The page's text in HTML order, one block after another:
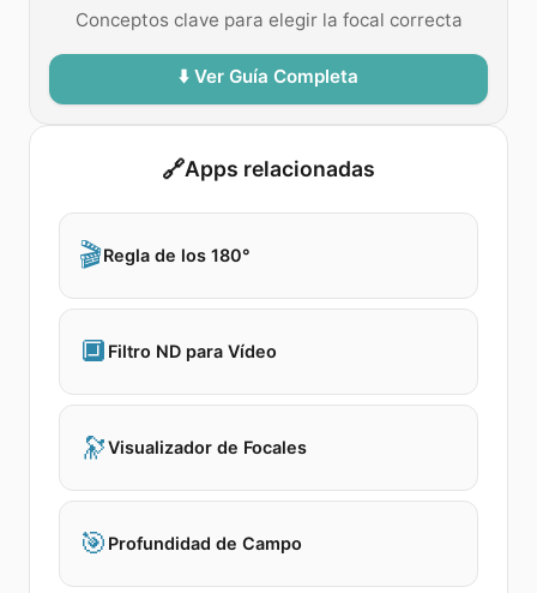
Conceptos clave para elegir la focal correcta
⬇️ Ver Guía Completa
🔗Apps relacionadas
🎬Regla de los 180°
🔲 Filtro ND para Vídeo
🔭Visualizador de Focales
🎯 Profundidad de Campo